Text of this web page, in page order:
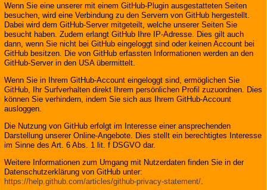
Wenn Sie eine unserer mit einem GitHub-Plugin ausgestatteten Seiten
besuchen, wird eine Verbindung zu den Servern von GitHub hergestellt.
Dabei wird dem GitHub-Server mitgeteilt, welche unserer Seiten Sie
besucht haben. Zudem erlangt GitHub Ihre IP-Adresse. Dies gilt auch
dann, wenn Sie nicht bei GitHub eingeloggt sind oder keinen Account bei
GitHub besitzen. Die von GitHub erfassten Informationen werden an den
GitHub-Server in den USA übermittelt.
Wenn Sie in Ihrem GitHub-Account eingeloggt sind, ermöglichen Sie
GitHub, Ihr Surfverhalten direkt Ihrem persönlichen Profil zuzuordnen. Dies
können Sie verhindern, indem Sie sich aus Ihrem GitHub-Account
ausloggen.
Die Nutzung von GitHub erfolgt im Interesse einer ansprechenden
Darstellung unserer Online-Angebote. Dies stellt ein berechtigtes Interesse
im Sinne des Art. 6 Abs. 1 lit. f DSGVO dar.
Weitere Informationen zum Umgang mit Nutzerdaten finden Sie in der
Datenschutzerklärung von GitHub unter:
https://help.github.com/articles/github-privacy-statement/